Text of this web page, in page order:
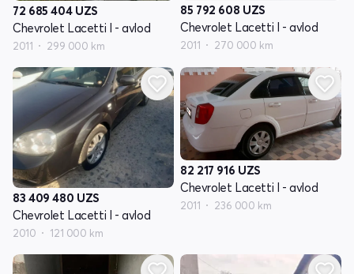
72 685 404 UZS
Chevrolet Lacetti I - avlod
2011 299 000 km
85 792 608 UZS
Chevrolet Lacetti I - avlod
2011 270 000 km
83 409 480 UZS
Chevrolet Lacetti I - avlod
2010 121 000 km
82 217 916 UZS
Chevrolet Lacetti I - avlod
2011 236 000 km